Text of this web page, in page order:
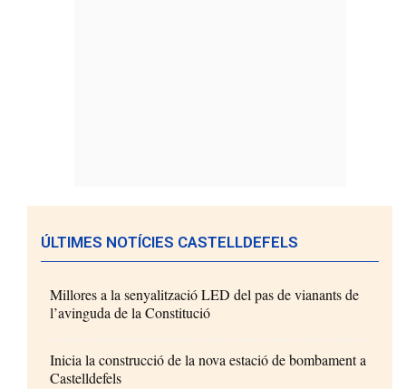
ÚLTIMES NOTÍCIES CASTELLDEFELS
Millores a la senyalització LED del pas de vianants de
l’avinguda de la Constitució
Inicia la construcció de la nova estació de bombament a
Castelldefels